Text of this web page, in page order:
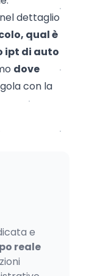
dettaglio
qual è
ipt di auto
dove
con la
e
reale